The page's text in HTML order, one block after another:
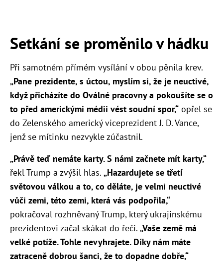
Setkání se proměnilo v hádku
Při samotném přímém vysílání v obou pěnila krev.
„Pane prezidente, s úctou, myslím si, že je neuctivé,
když přicházíte do Oválné pracovny a pokoušíte se o
to před americkými médii vést soudní spor,“ opřel se
do Zelenského americký viceprezident J. D. Vance,
jenž se mítinku nezvykle zúčastnil.
„Právě teď nemáte karty. S námi začnete mít karty,“
řekl Trump a zvýšil hlas. „Hazardujete se třetí
světovou válkou a to, co děláte, je velmi neuctivé
vůči zemi, této zemi, která vás podpořila,“
pokračoval rozhněvaný Trump, který ukrajinskému
prezidentovi začal skákat do řeči. „Vaše země má
velké potíže. Tohle nevyhrajete. Díky nám máte
zatraceně dobrou šanci, že to dopadne dobře,“